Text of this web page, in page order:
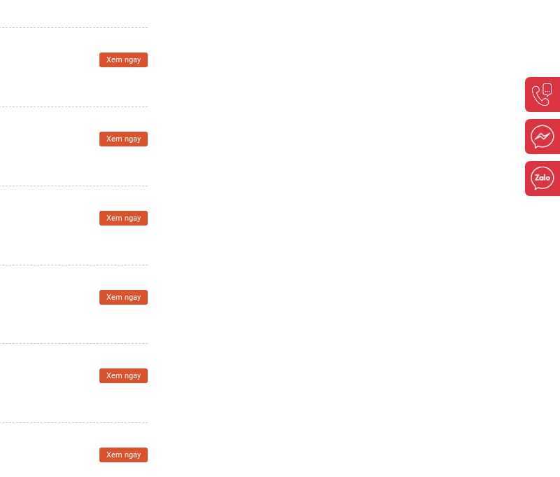
Xem ngay
Xem ngay
Xem ngay
Xem ngay
Xem ngay
Xem ngay